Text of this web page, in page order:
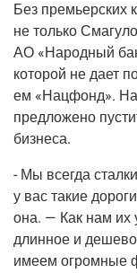
Без пре­мьер­ских
не толь­ко
АО «Народ­ный
кото­рой не дает
ем «Нац­фонд».
пред­ло­же­но
бизнеса.
- Мы все­гда
у вас такие
она. — Как нам их
длин­ное и
име­ем огром­ные